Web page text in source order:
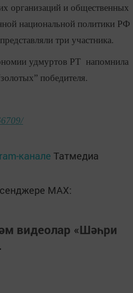
организаций и общественных
национальной политики РФ
три участника.
удмуртов РТ напомнила
победителя.
канале Татмедиа
MАХ:
видеолар «Шәһри